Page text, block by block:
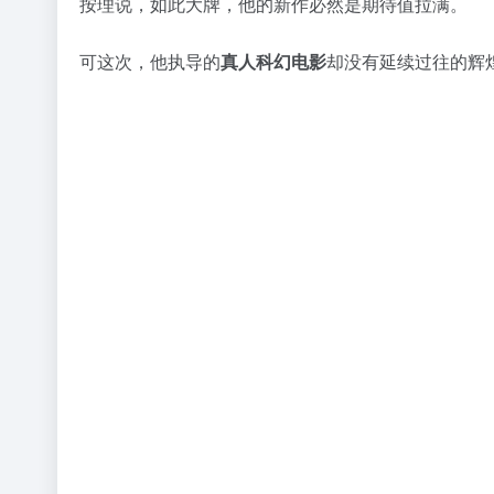
可这次，他执导的真人科幻电影却没有延续过往的辉